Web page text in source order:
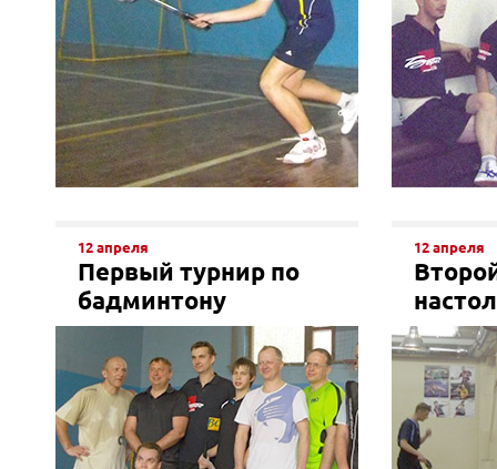
12 апреля
Первый турнир по
бадминтону
12 апреля